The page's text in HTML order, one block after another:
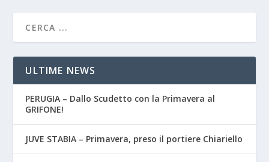
ULTIME NEWS
PERUGIA – Dallo Scudetto con la Primavera al
GRIFONE!
JUVE STABIA – Primavera, preso il portiere Chiariello